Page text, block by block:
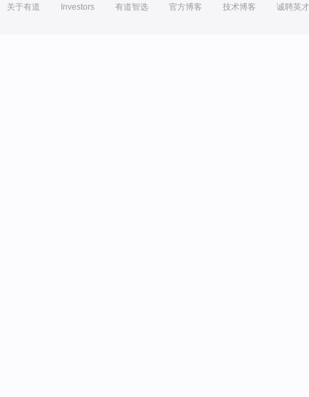
关于有道 Investors 有道智选 官方博客 技术博客 诚聘英才